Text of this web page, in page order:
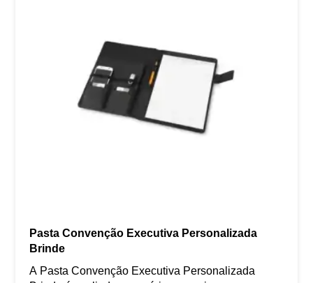
Pasta Convenção Executiva Personalizada
Brinde
A Pasta Convenção Executiva Personalizada